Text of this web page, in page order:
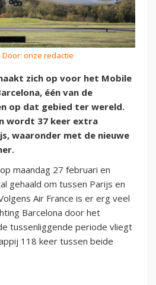
onze redactie
zich op voor het Mobile
één van de
op dat gebied ter wereld.
wordt 37 keer extra
waaronder met de nieuwe
maandag 27 februari en
gehaald om tussen Parijs en
Air France is er erg veel
Barcelona door het
tussenliggende periode vliegt
118 keer tussen beide